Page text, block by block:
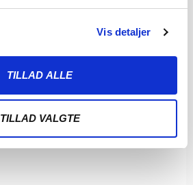
Vis detaljer
TILLAD ALLE
TILLAD VALGTE